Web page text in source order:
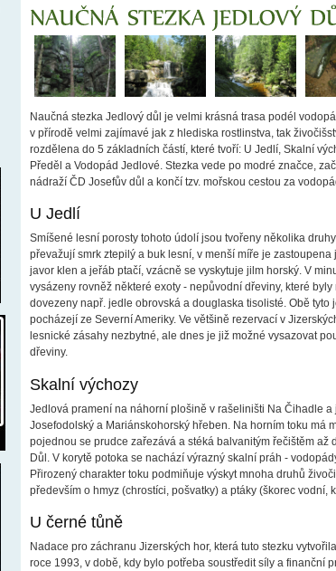
Naučná stezka Jedlový důl je velmi krásná trasa podél
v přírodě velmi zajímavé jak z hlediska rostlinstva, tak
rozdělena do 5 základních částí, které tvoří: U Jedlí, Skalní
Předěl a Vodopád Jedlové. Stezka vede po modré značce,
nádraží ČD Josefův důl a končí tzv. mořskou cestou za
U Jedlí
Smíšené lesní porosty tohoto údolí jsou tvořeny několika
převažují smrk ztepilý a buk lesní, v menší míře je zastoupena
javor klen a jeřáb ptačí, vzácně se vyskytuje jilm horský. V
vysázeny rovněž některé exoty - nepůvodní dřeviny, které
dovezeny např. jedle obrovská a douglaska tisolisté. Obě tyto
pocházejí ze Severní Ameriky. Ve většině rezervací v
lesnické zásahy nezbytné, ale dnes je již možné vysazovat
dřeviny.
Skalní výchozy
Jedlová pramení na náhorní plošině v rašeliništi Na Čihadle
Josefodolský a Mariánskohorský hřeben. Na horním toku má
pojednou se prudce zařezává a stéká balvanitým řečištěm až
Důl. V korytě potoka se nachází výrazný skalní práh -
Přirozený charakter toku podmiňuje výskyt mnoha druhů
především o hmyz (chrostíci, pošvatky) a ptáky (škorec vodní,
U černé tůně
Nadace pro záchranu Jizerských hor, která tuto stezku
roce 1993, v době, kdy bylo potřeba soustředit síly a finanční